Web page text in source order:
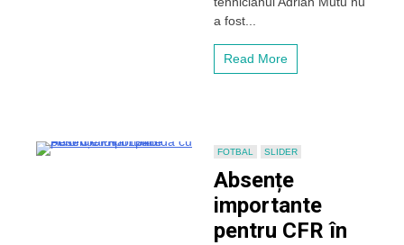
a fost...
Read More
FOTBAL SLIDER
Absențe
importante
pentru CFR în